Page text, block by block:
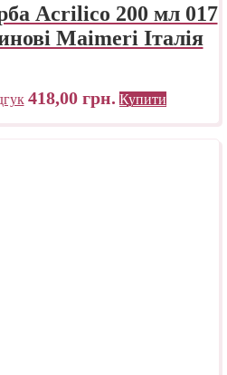
Acrilico 200 мл 017
Maimeri Італія
418,00 грн. Купити